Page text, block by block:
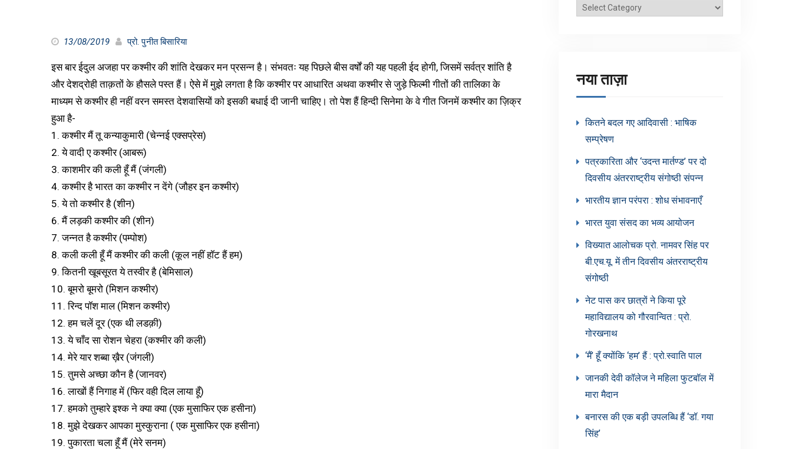
13/08/2019 प्रो. पुनीत बिसारिया
इस बार ईदुल अजहा पर कश्मीर की शांति देखकर मन प्रसन्न है। संभवतः यह पिछले बीस वर्षों की यह पहली ईद होगी, जिसमें सर्वत्र शांति है
और देशद्रोही ताक़तों के हौसले पस्त हैं। ऐसे में मुझे लगता है कि कश्मीर पर आधारित अथवा कश्मीर से जुड़े फिल्मी गीतों की तालिका के
माध्यम से कश्मीर ही नहीं वरन समस्त देशवासियों को इसकी बधाई दी जानी चाहिए। तो पेश हैं हिन्दी सिनेमा के वे गीत जिनमें कश्मीर का ज़िक्र
हुआ है-
1. कश्मीर मैं तू कन्याकुमारी (चेन्नई एक्सप्रेस)
2. ये वादी ए कश्मीर (आबरू)
3. काशमीर की कली हूँ मैं (जंगली)
4. कश्मीर है भारत का कश्मीर न देंगे (जौहर इन कश्मीर)
5. ये तो कश्मीर है (शीन)
6. मैं लड़की कश्मीर की (शीन)
7. जन्नत है कश्मीर (पम्पोश)
8. कली कली हूँ मैं कश्मीर की कली (कूल नहीं हॉट हैं हम)
9. कितनी खूबसूरत ये तस्वीर है (बेमिसाल)
10. बूमरो बूमरो (मिशन कश्मीर)
11. रिन्द पॉश माल (मिशन कश्मीर)
12. हम चलें दूर (एक थी लडक़ी)
13. ये चाँद सा रोशन चेहरा (कश्मीर की कली)
14. मेरे यार शब्बा ख़ैर (जंगली)
15. तुमसे अच्छा कौन है (जानवर)
16. लाखों हैं निगाह में (फिर वही दिल लाया हूँ)
17. हमको तुम्हारे इश्क ने क्या क्या (एक मुसाफिर एक हसीना)
18. मुझे देखकर आपका मुस्कुराना ( एक मुसाफिर एक हसीना)
19. पुकारता चला हूँ मैं (मेरे सनम)
ब्लॉग
नया ताज़ा
कितने बदल गए आदिवासी : भाषिक
सम्प्रेषण
पत्रकारिता और ‘उदन्त मार्तण्ड’ पर दो
दिवसीय अंतरराष्ट्रीय संगोष्ठी संपन्न
भारतीय ज्ञान परंपरा : शोध संभावनाएँ
भारत युवा संसद का भव्य आयोजन
विख्यात आलोचक प्रो. नामवर सिंह पर
बी.एच.यू. में तीन दिवसीय अंतरराष्ट्रीय
संगोष्ठी
नेट पास कर छात्रों ने किया पूरे
महाविद्यालय को गौरवान्वित : प्रो.
गोरखनाथ
‘मैं’ हूँ क्योंकि ‘हम’ हैं : प्रो.स्वाति पाल
जानकी देवी कॉलेज ने महिला फुटबॉल में
मारा मैदान
बनारस की एक बड़ी उपलब्धि हैं ‘डॉ. गया
सिंह’